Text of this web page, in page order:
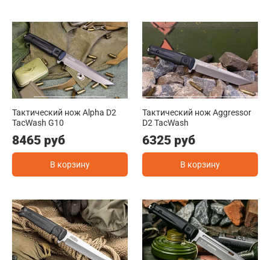
Тактический нож Alpha D2
TacWash G10
8465 руб
В корзину
Тактический нож Aggressor
D2 TacWash
6325 руб
В корзину